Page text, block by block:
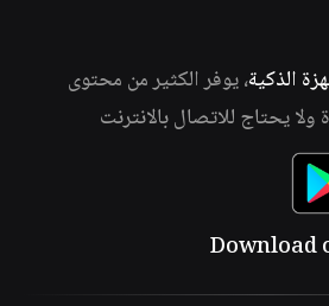
الذكية، يوفر الكثير من محتوى
يحتاج للاتصال بالانترنت